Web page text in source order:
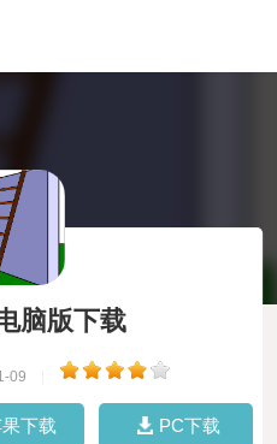
脑版下载
09
下载 PC下载